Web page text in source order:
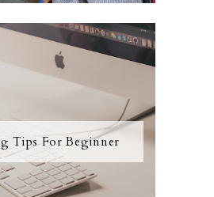
Tips For Beginner